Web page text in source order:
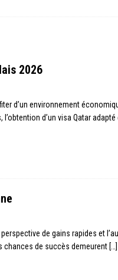
2026
d’un environnement
d’un visa Qatar
de gains rapides et
chances de succès demeurent […]